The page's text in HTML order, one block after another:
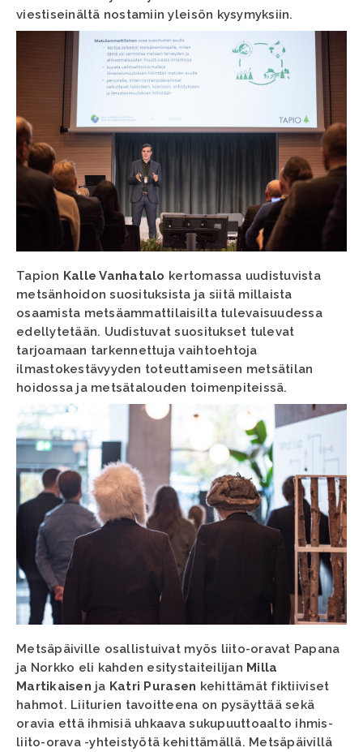
viestiseinältä nostamiin yleisön kysymyksiin.
Tapion Kalle Vanhatalo kertomassa uudistuvista
metsänhoidon suosituksista ja siitä millaista
osaamista metsäammattilaisilta tulevaisuudessa
edellytetään. Uudistuvat suositukset tulevat
tarjoamaan tarkennettuja vaihtoehtoja
ilmastokestävyyden toteuttamiseen metsätilan
hoidossa ja metsätalouden toimenpiteissä.
Metsäpäiville osallistuivat myös liito-oravat Papana
ja Norkko eli kahden esitystaiteilijan Milla
Martikaisen ja Katri Purasen kehittämät fiktiiviset
hahmot. Liiturien tavoitteena on pysäyttää sekä
oravia että ihmisiä uhkaava sukupuuttoaalto ihmis-
liito-orava -yhteistyötä kehittämällä. Metsäpäivillä